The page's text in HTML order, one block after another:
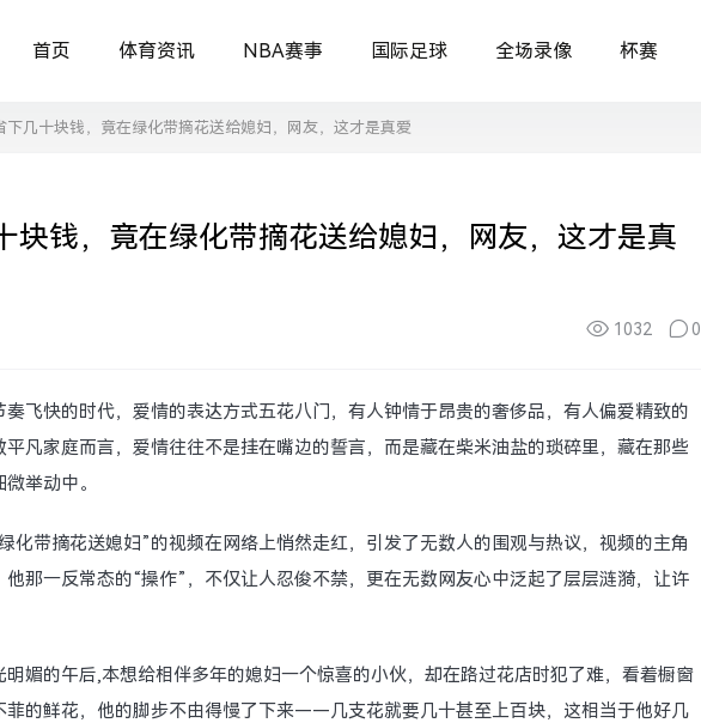
首页 体育资讯 NBA赛事 国际足球 全场录像 杯赛
下几十块钱，竟在绿化带摘花送给媳妇，网友，这才是真爱
块钱，竟在绿化带摘花送给媳妇，网友，这才是真
1032 0
飞快的时代，爱情的表达方式五花八门，有人钟情于昂贵的奢侈品，有人偏爱精致的
凡家庭而言，爱情往往不是挂在嘴边的誓言，而是藏在柴米油盐的琐碎里，藏在那些
举动中。
化带摘花送媳妇”的视频在网络上悄然走红，引发了无数人的围观与热议，视频的主角
那一反常态的“操作”，不仅让人忍俊不禁，更在无数网友心中泛起了层层涟漪，让许
媚的午后,本想给相伴多年的媳妇一个惊喜的小伙，却在路过花店时犯了难，看着橱窗
菲的鲜花，他的脚步不由得慢了下来——几支花就要几十甚至上百块，这相当于他好几